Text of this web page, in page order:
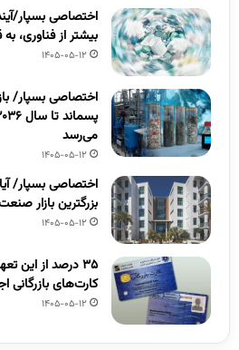
اختصاصی بسپار/
بیشتر از فناوری،
1405-05-12
اختصاصی بسپار/
می‌رسد
1405-05-12
اختصاصی بسپار/
بزرگترین بازار
1405-05-12
۳۵ درصد از این
کارت‌های
1405-05-12